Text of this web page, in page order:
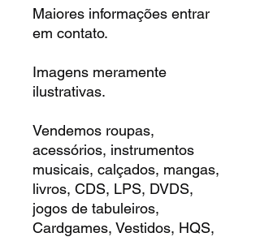
Maiores informações entrar
em contato.
Imagens meramente
ilustrativas.
Vendemos roupas,
acessórios, instrumentos
musicais, calçados, mangas,
livros, CDS, LPS, DVDS,
jogos de tabuleiros,
Cardgames, Vestidos, HQS,